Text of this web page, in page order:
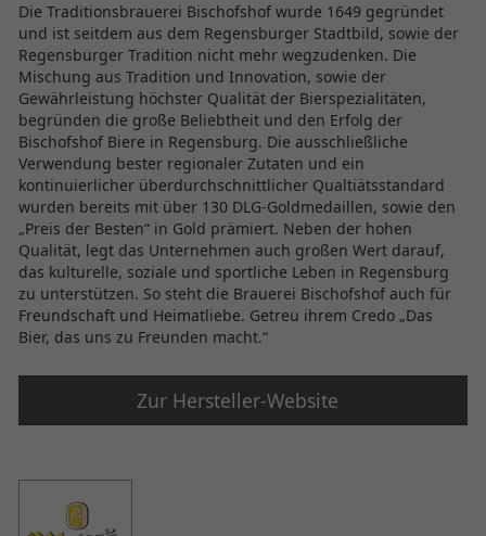
Die Traditionsbrauerei Bischofshof wurde 1649 gegründet
und ist seitdem aus dem Regensburger Stadtbild, sowie der
Regensburger Tradition nicht mehr wegzudenken. Die
Mischung aus Tradition und Innovation, sowie der
Gewährleistung höchster Qualität der Bierspezialitäten,
begründen die große Beliebtheit und den Erfolg der
Bischofshof Biere in Regensburg. Die ausschließliche
Verwendung bester regionaler Zutaten und ein
kontinuierlicher überdurchschnittlicher Qualtiätsstandard
wurden bereits mit über 130 DLG-Goldmedaillen, sowie den
„Preis der Besten“ in Gold prämiert. Neben der hohen
Qualität, legt das Unternehmen auch großen Wert darauf,
das kulturelle, soziale und sportliche Leben in Regensburg
zu unterstützen. So steht die Brauerei Bischofshof auch für
Freundschaft und Heimatliebe. Getreu ihrem Credo „Das
Bier, das uns zu Freunden macht.“
Zur Hersteller-Website